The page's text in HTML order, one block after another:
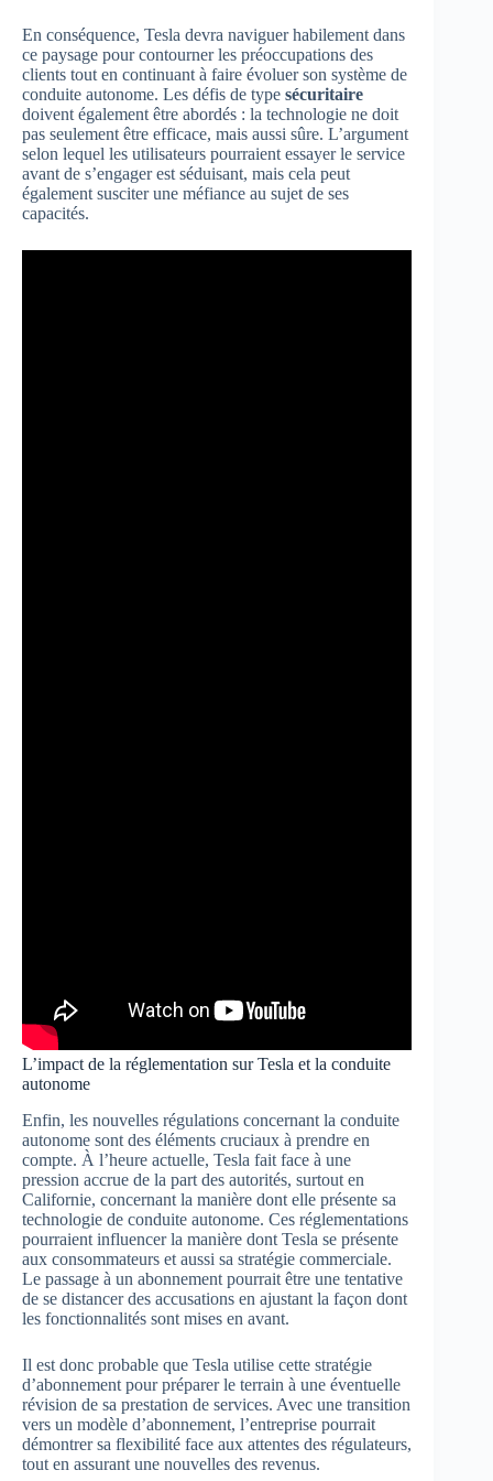
En conséquence, Tesla devra naviguer habilement dans
ce paysage pour contourner les préoccupations des
clients tout en continuant à faire évoluer son système de
conduite autonome. Les défis de type sécuritaire
doivent également être abordés : la technologie ne doit
pas seulement être efficace, mais aussi sûre. L’argument
selon lequel les utilisateurs pourraient essayer le service
avant de s’engager est séduisant, mais cela peut
également susciter une méfiance au sujet de ses
capacités.
L’impact de la réglementation sur Tesla et la conduite
autonome
Enfin, les nouvelles régulations concernant la conduite
autonome sont des éléments cruciaux à prendre en
compte. À l’heure actuelle, Tesla fait face à une
pression accrue de la part des autorités, surtout en
Californie, concernant la manière dont elle présente sa
technologie de conduite autonome. Ces réglementations
pourraient influencer la manière dont Tesla se présente
aux consommateurs et aussi sa stratégie commerciale.
Le passage à un abonnement pourrait être une tentative
de se distancer des accusations en ajustant la façon dont
les fonctionnalités sont mises en avant.
Il est donc probable que Tesla utilise cette stratégie
d’abonnement pour préparer le terrain à une éventuelle
révision de sa prestation de services. Avec une transition
vers un modèle d’abonnement, l’entreprise pourrait
démontrer sa flexibilité face aux attentes des régulateurs,
tout en assurant une nouvelles des revenus.